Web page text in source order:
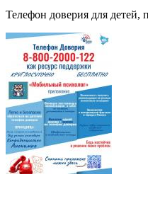
Телефон доверия для детей,